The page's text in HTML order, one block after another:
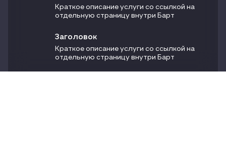
Краткое описание услуги со ссылкой на
отдельную страницу внутри Барт
Заголовок
Краткое описание услуги со ссылкой на
отдельную страницу внутри Барт